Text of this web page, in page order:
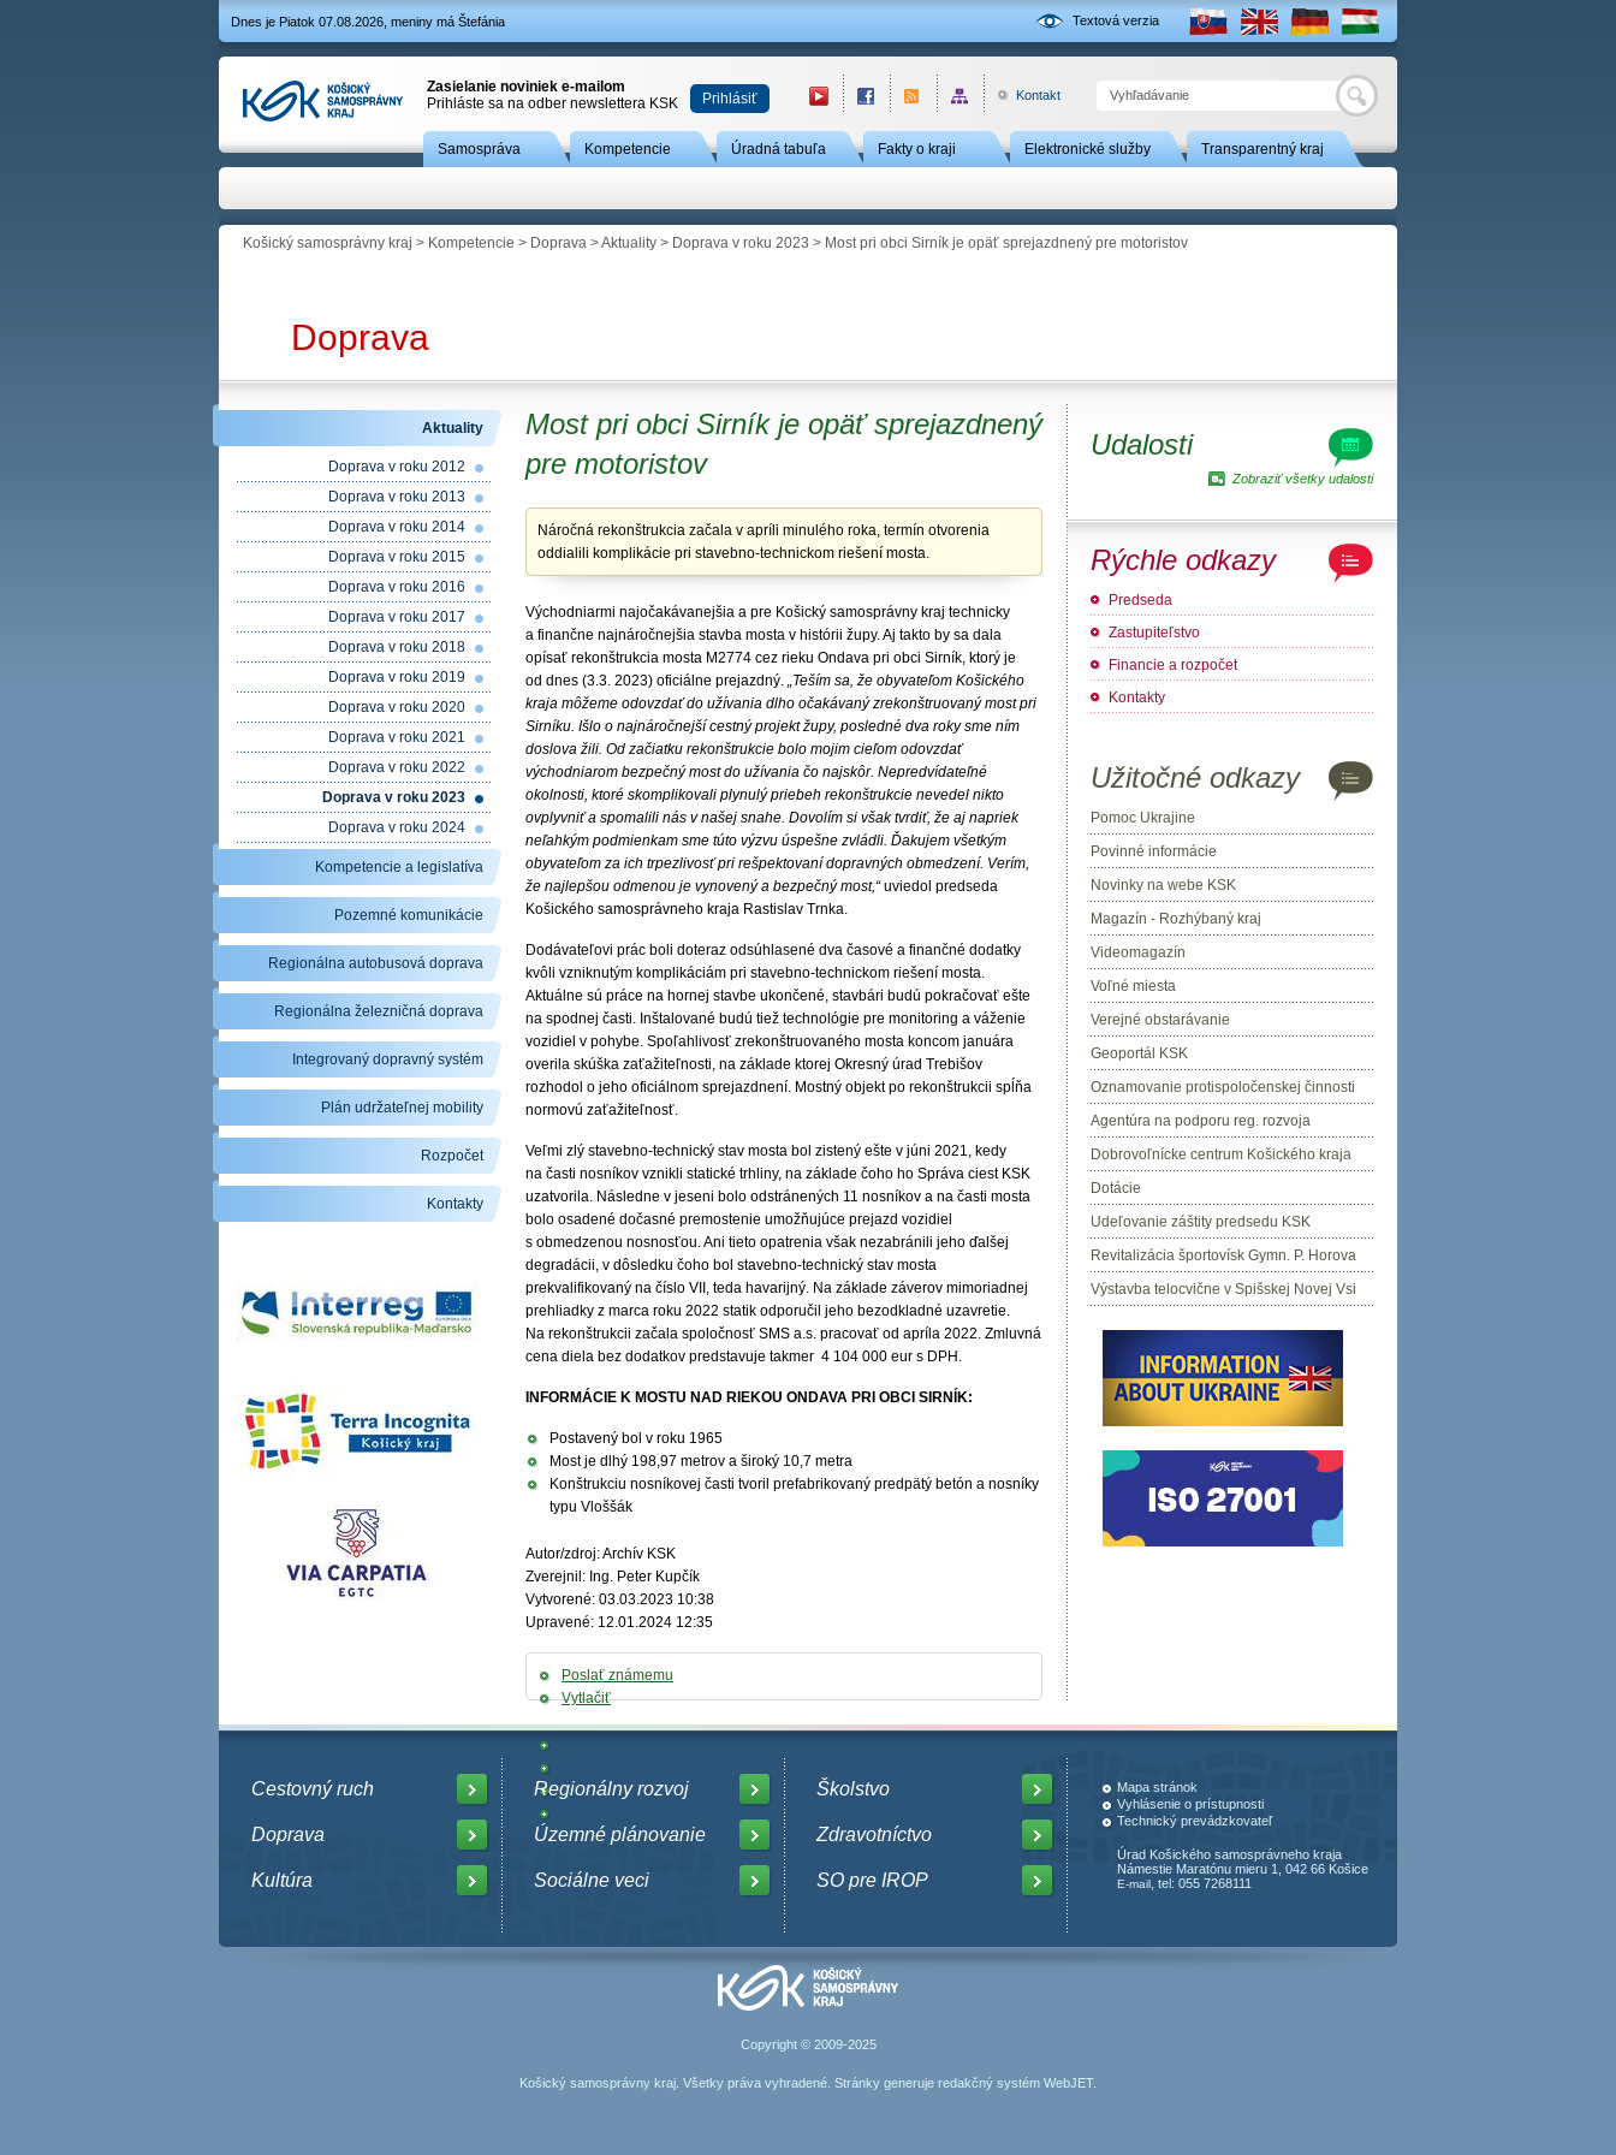
Textová verzia
Dnes je Piatok 07.08.2026, meniny má Štefánia
Hľadať
Zasielanie noviniek e-mailom
Prihláste sa na odber newslettera KSK
Prihlásiť Kontakt
Samospráva Kompetencie Úradná tabuľa Fakty o kraji Elektronické služby Transparentný kraj
Košický samosprávny kraj > Kompetencie > Doprava >Aktuality > Doprava v roku 2023 > Most pri obci Sirník je opäť sprejazdnený pre motoristov
Doprava
Most pri obci Sirník je opäť sprejazdnený
pre motoristov
Náročná rekonštrukcia začala v apríli minulého roka, termín otvorenia
oddialili komplikácie pri stavebno-technickom riešení mosta.
Východniarmi najočakávanejšia a pre Košický samosprávny kraj technicky
a finančne najnáročnejšia stavba mosta v histórii župy. Aj takto by sa dala
opísať rekonštrukcia mosta M2774 cez rieku Ondava pri obci Sirník, ktorý je
od dnes (3.3. 2023) oficiálne prejazdný. „Teším sa, že obyvateľom Košického
kraja môžeme odovzdať do užívania dlho očakávaný zrekonštruovaný most pri
Sirníku. Išlo o najnáročnejší cestný projekt župy, posledné dva roky sme ním
doslova žili. Od začiatku rekonštrukcie bolo mojim cieľom odovzdať
východniarom bezpečný most do užívania čo najskôr. Nepredvídateľné
okolnosti, ktoré skomplikovali plynulý priebeh rekonštrukcie nevedel nikto
ovplyvniť a spomalili nás v našej snahe. Dovolím si však tvrdiť, že aj napriek
neľahkým podmienkam sme túto výzvu úspešne zvládli. Ďakujem všetkým
obyvateľom za ich trpezlivosť pri rešpektovaní dopravných obmedzení. Verím,
že najlepšou odmenou je vynovený a bezpečný most,“uviedol predseda
Košického samosprávneho kraja Rastislav Trnka.
Dodávateľovi prác boli doteraz odsúhlasené dva časové a finančné dodatky
kvôli vzniknutým komplikáciám pri stavebno-technickom riešení mosta.
Aktuálne sú práce na hornej stavbe ukončené, stavbári budú pokračovať ešte
na spodnej časti. Inštalované budú tiež technológie pre monitoring a váženie
vozidiel v pohybe. Spoľahlivosť zrekonštruovaného mosta koncom januára
overila skúška zaťažiteľnosti, na základe ktorej Okresný úrad Trebišov
rozhodol o jeho oficiálnom sprejazdnení. Mostný objekt po rekonštrukcii spĺňa
normovú zaťažiteľnosť.
Veľmi zlý stavebno-technický stav mosta bol zistený ešte v júni 2021, kedy
na časti nosníkov vznikli statické trhliny, na základe čoho ho Správa ciest KSK
uzatvorila. Následne v jeseni bolo odstránených 11 nosníkov a na časti mosta
bolo osadené dočasné premostenie umožňujúce prejazd vozidiel
s obmedzenou nosnosťou. Ani tieto opatrenia však nezabránili jeho ďalšej
degradácii, v dôsledku čoho bol stavebno-technický stav mosta
prekvalifikovaný na číslo VII, teda havarijný. Na základe záverov mimoriadnej
prehliadky z marca roku 2022 statik odporučil jeho bezodkladné uzavretie.
Na rekonštrukcii začala spoločnosť SMS a.s. pracovať od apríla 2022. Zmluvná
cena diela bez dodatkov predstavuje takmer 4 104 000 eur s DPH.
INFORMÁCIE K MOSTU NAD RIEKOU ONDAVA PRI OBCI SIRNÍK:
Postavený bol v roku 1965
Most je dlhý 198,97 metrov a široký 10,7 metra
Konštrukciu nosníkovej časti tvoril prefabrikovaný predpätý betón a nosníky
typu Vloššák
Autor/zdroj: Archív KSK
Zverejnil: Ing. Peter Kupčík
Vytvorené: 03.03.2023 10:38
Upravené: 12.01.2024 12:35
Poslať známemu
Vytlačiť
Aktuality
Doprava v roku 2012
Doprava v roku 2013
Doprava v roku 2014
Doprava v roku 2015
Doprava v roku 2016
Doprava v roku 2017
Doprava v roku 2018
Doprava v roku 2019
Doprava v roku 2020
Doprava v roku 2021
Doprava v roku 2022
Doprava v roku 2023
Doprava v roku 2024
Kompetencie a legislatíva
Pozemné komunikácie
Regionálna autobusová doprava
Regionálna železničná doprava
Integrovaný dopravný systém
Plán udržateľnej mobility
Rozpočet
Kontakty
Udalosti
Zobraziť všetky udalosti
Rýchle odkazy
Predseda
Zastupiteľstvo
Financie a rozpočet
Kontakty
Užitočné odkazy
Pomoc Ukrajine
Povinné informácie
Novinky na webe KSK
Magazín - Rozhýbaný kraj
Videomagazín
Voľné miesta
Verejné obstarávanie
Geoportál KSK
Oznamovanie protispoločenskej činnosti
Agentúra na podporu reg. rozvoja
Dobrovoľnícke centrum Košického kraja
Dotácie
Udeľovanie záštity predsedu KSK
Revitalizácia športovísk Gymn. P. Horova
Výstavba telocvične v Spišskej Novej Vsi
Cestovný ruch
Doprava
Kultúra
Regionálny rozvoj
Územné plánovanie
Sociálne veci
Školstvo
Zdravotníctvo
SO pre IROP
Mapa stránok
Vyhlásenie o prístupnosti
Technický prevádzkovateľ
Úrad Košického samosprávneho kraja
Námestie Maratónu mieru 1, 042 66 Košice
E-mail , tel: 055 7268111
Copyright © 2009-2025
Košický samosprávny kraj. Všetky práva vyhradené. Stránky generuje redakčný systém WebJET.